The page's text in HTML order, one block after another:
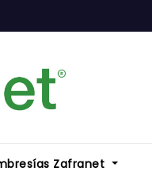
Zafranet